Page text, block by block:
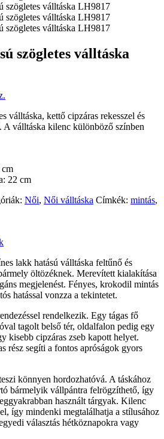
szögletes válltáska
válltáska, kettő cipzáras rekesszel és
A válltáska kilenc különböző színben
22 cm
Női, Női válltáska Címkék: mintás,
lakk hatású válltáska feltűnő és
öltözéknek. Merevített kialakítása
megjelenést. Fényes, krokodil mintás
hatással vonzza a tekintetet.
rendelkezik. Egy tágas fő
tagolt belső tér, oldalfalon pedig egy
kisebb cipzáras zseb kapott helyet.
rész segíti a fontos apróságok gyors
könnyen hordozhatóvá. A táskához
bármelyik vállpántra felrögzíthető, így
használt tárgyak. Kilenc
így mindenki megtalálhatja a stílusához
választás hétköznapokra vagy